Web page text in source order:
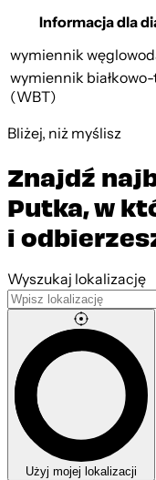
Informacja dla
wymiennik
wymiennik białkowo-
(WBT)
Bliżej, niż myślisz
Znajdź
Putka, w
i
Wyszukaj lokalizację
Użyj mojej lokalizacji